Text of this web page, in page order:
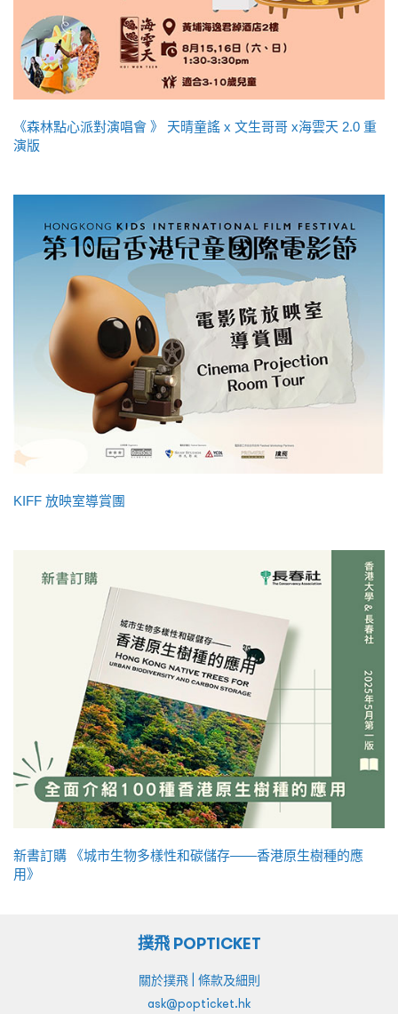
《森林點心派對演唱會 》 天晴童謠 x 文生哥哥 x海雲天 2.0 重
演版
KIFF 放映室導賞團
新書訂購 《城市生物多樣性和碳儲存——香港原生樹種的應
用》
撲飛 POPTICKET
關於撲飛| 條款及細則
ask@popticket.hk